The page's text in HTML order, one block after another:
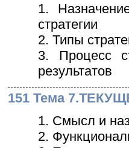
1.
стратегии
2. Типы
3. Процесс
результатов
151 Тема
1. Смысл и
2.